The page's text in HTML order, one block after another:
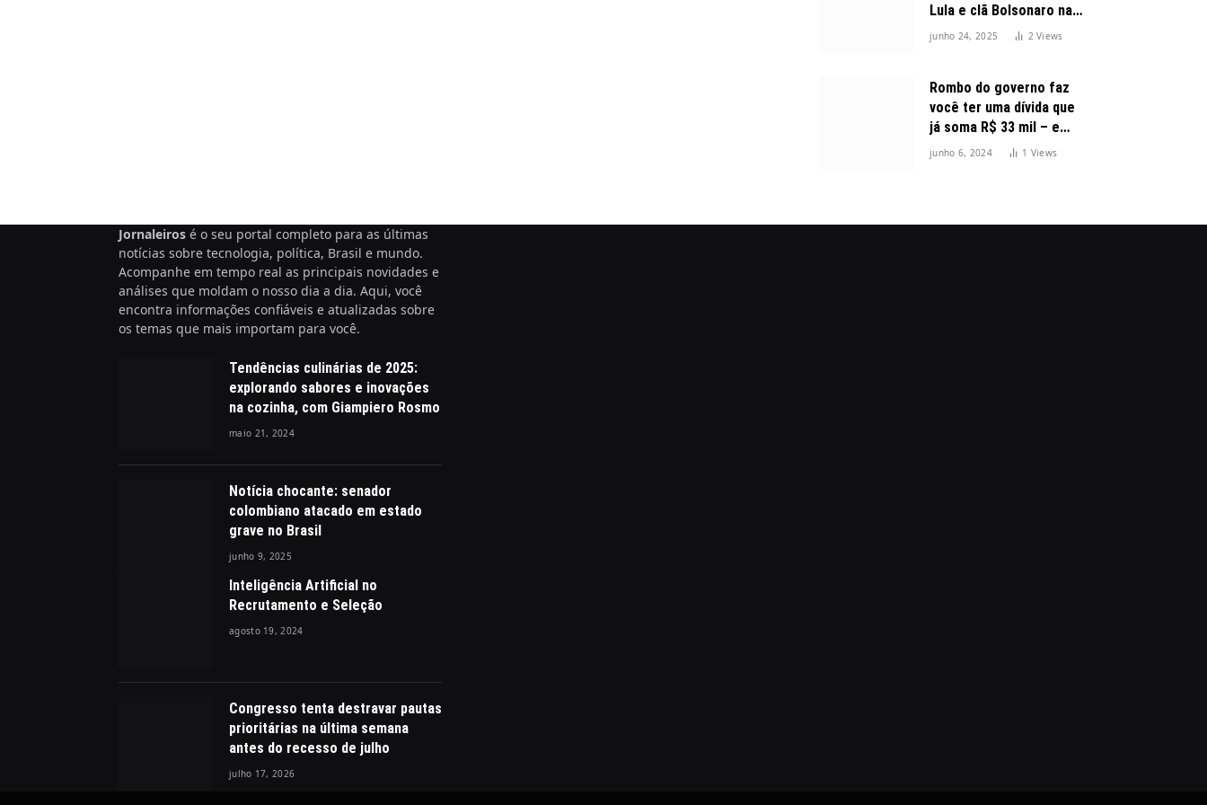
Lula e clã Bolsonaro na
disputa presidencial
junho 24, 2025 2Views
Rombo do governo faz
você ter uma dívida que
já soma R$ 33 mil – e
cresceu 300%
junho 6, 2024 1 Views
Jornaleiros é o seu portal completo para as últimas
notícias sobre tecnologia, política, Brasil e mundo.
Acompanhe em tempo real as principais novidades e
análises que moldam o nosso dia a dia. Aqui, você
encontra informações confiáveis e atualizadas sobre
os temas que mais importam para você.
Tendências culinárias de 2025:
explorando sabores e inovações
na cozinha, com Giampiero Rosmo
maio 21, 2024
Notícia chocante: senador
colombiano atacado em estado
grave no Brasil
junho 9, 2025
Inteligência Artificial no
Recrutamento e Seleção
agosto 19, 2024
Congresso tenta destravar pautas
prioritárias na última semana
antes do recesso de julho
julho 17, 2026